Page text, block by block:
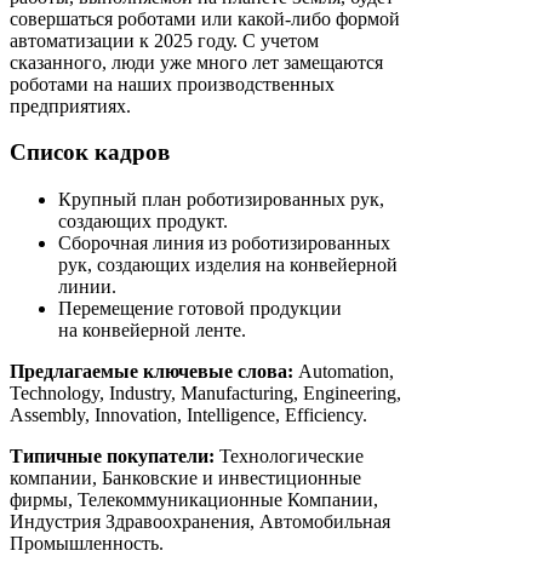
совершаться роботами или какой-либо формой
автоматизации к 2025 году. С учетом
сказанного, люди уже много лет замещаются
роботами на наших производственных
предприятиях.
Список кадров
Крупный план роботизированных рук,
создающих продукт.
Сборочная линия из роботизированных
рук, создающих изделия на конвейерной
линии.
Перемещение готовой продукции
на конвейерной ленте.
Предлагаемые ключевые слова: Automation,
Technology, Industry, Manufacturing, Engineering,
Assembly, Innovation, Intelligence, Efficiency.
Типичные покупатели: Технологические
компании, Банковские и инвестиционные
фирмы, Телекоммуникационные Компании,
Индустрия Здравоохранения, Автомобильная
Промышленность.